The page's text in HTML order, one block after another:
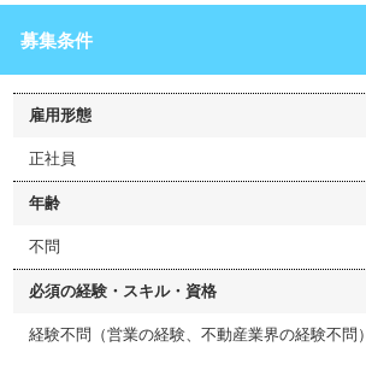
募集条件
雇用形態
正社員
年齢
不問
必須の経験・スキル・資格
経験不問（営業の経験、不動産業界の経験不問）